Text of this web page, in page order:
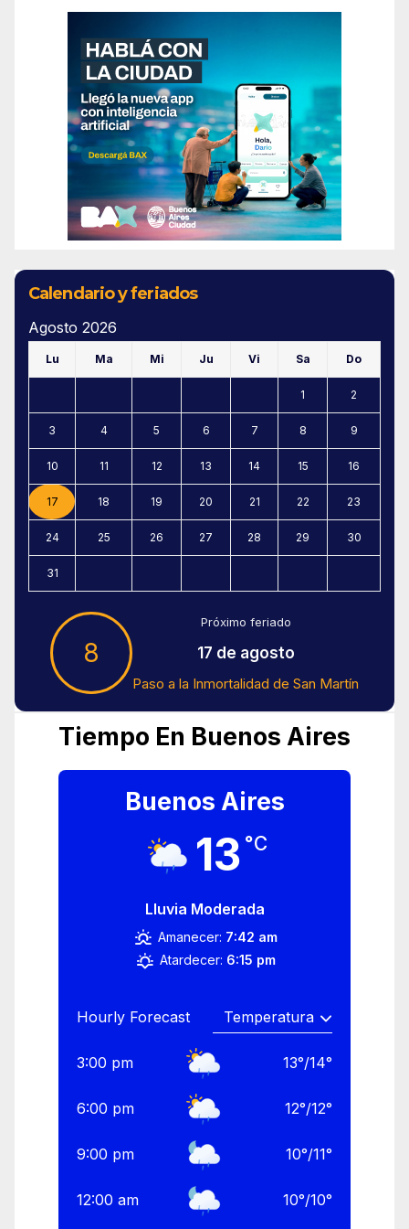
Calendario y feriados
Agosto 2026
Lu Ma Mi Ju Vi Sa Do
1 2
3 4 5 6 7 8 9
10 11 12 13 14 15 16
17 18 19 20 21 22 23
24 25 26 27 28 29 30
31
8
Próximo feriado
17 de agosto
Paso a la Inmortalidad de San Martín
Tiempo En Buenos Aires
Buenos Aires
13 °C
Lluvia Moderada
Amanecer: 7:42 am
Atardecer: 6:15 pm
Hourly Forecast
3:00 pm 13°/14°
6:00 pm 12°/12°
9:00 pm 10°/11°
12:00 am 10°/10°